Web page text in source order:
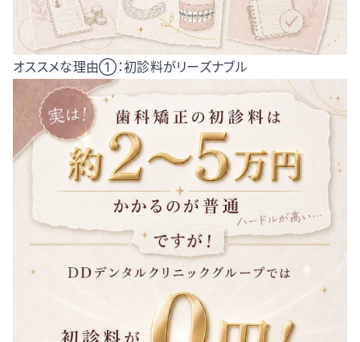
オススメな理由①：初診料がリーズナブル